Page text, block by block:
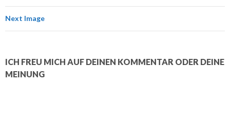
Next Image
ICH FREU MICH AUF DEINEN KOMMENTAR ODER DEINE
MEINUNG